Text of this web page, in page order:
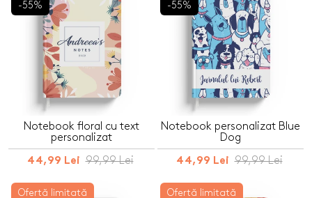
-55%
Notebook floral cu text
personalizat
44,99 Lei 99,99 Lei
-55%
Notebook personalizat Blue
Dog
44,99 Lei 99,99 Lei
Ofertă limitată Ofertă limitată